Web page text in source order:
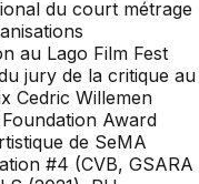
du court métrage
au Lago Film Fest
jury de la critique au
Cedric Willemen
Award
de SeMA
#4 (CVB, GSARA